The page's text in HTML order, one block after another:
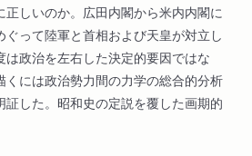
正しいのか。広田内閣から米内内閣に
って陸軍と首相および天皇が対立し
は政治を左右した決定的要因ではな
くには政治勢力間の力学の総合的分析
した。昭和史の定説を覆した画期的